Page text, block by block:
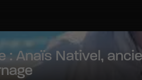
: Anaïs Nativel,